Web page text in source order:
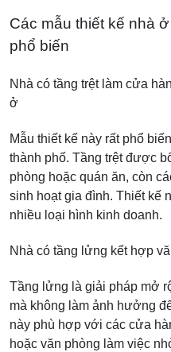
Các mẫu thiết kế nhà
phổ biến
Nhà có tầng trệt làm cửa
ở
Mẫu thiết kế này rất phổ
thành phố. Tầng trệt được
phòng hoặc quán ăn, còn
sinh hoạt gia đình. Thiết kế
nhiều loại hình kinh doanh.
Nhà có tầng lửng kết hợp
Tầng lửng là giải pháp mở
mà không làm ảnh hưởng
này phù hợp với các cửa
hoặc văn phòng làm việc